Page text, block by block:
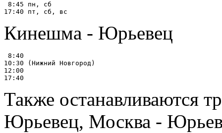
8:45 пн, сб
Кинешма - Юрьевец
8:40
10:30 (Нижний Новгород)
12:00
Также останавливаются
Юрьевец, Москва -